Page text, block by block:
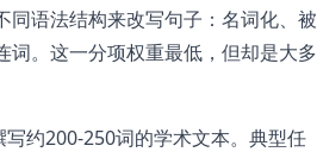
同语法结构来改写句子：名词化、被
词。这一分项权重最低，但却是大多
写约200-250词的学术文本。典型任